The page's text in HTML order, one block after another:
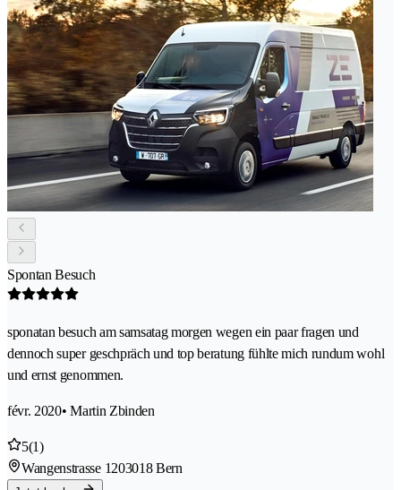
Spontan Besuch
sponatan besuch am samsatag morgen wegen ein paar fragen und
dennoch super geschpräch und top beratung fühlte mich rundum wohl
und ernst genommen.
févr. 2020• Martin Zbinden
5(1)
Wangenstrasse 1203018 Bern